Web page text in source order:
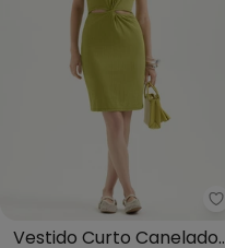
Vestido Curto Canelado